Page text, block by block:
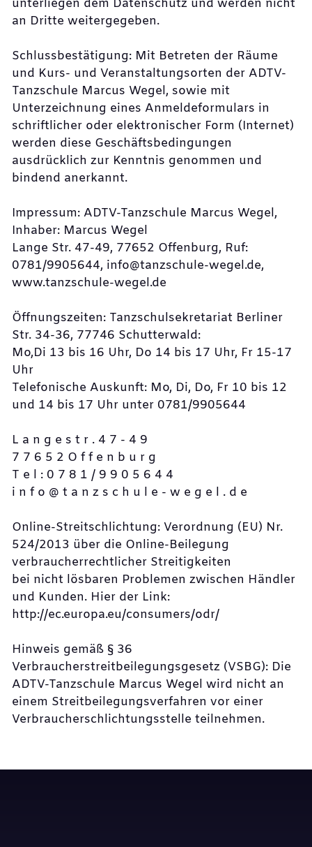
unterliegen dem Datenschutz und werden nicht
an Dritte weitergegeben.
Schlussbestätigung: Mit Betreten der Räume
und Kurs- und Veranstaltungsorten der ADTV-
Tanzschule Marcus Wegel, sowie mit
Unterzeichnung eines Anmeldeformulars in
schriftlicher oder elektronischer Form (Internet)
werden diese Geschäftsbedingungen
ausdrücklich zur Kenntnis genommen und
bindend anerkannt.
Impressum: ADTV-Tanzschule Marcus Wegel,
Inhaber: Marcus Wegel
Lange Str. 47-49, 77652 Offenburg, Ruf:
0781/9905644, info@tanzschule-wegel.de,
www.tanzschule-wegel.de
Öffnungszeiten: Tanzschulsekretariat Berliner
Str. 34-36, 77746 Schutterwald:
Mo,Di 13 bis 16 Uhr, Do 14 bis 17 Uhr, Fr 15-17
Uhr
Telefonische Auskunft: Mo, Di, Do, Fr 10 bis 12
und 14 bis 17 Uhr unter 0781/9905644
L a n g e s t r . 4 7 - 4 9
7 7 6 5 2 O f f e n b u r g
T e l : 0 7 8 1 / 9 9 0 5 6 4 4
i n f o @ t a n z s c h u l e - w e g e l . d e
Online-Streitschlichtung: Verordnung (EU) Nr.
524/2013 über die Online-Beilegung
verbraucherrechtlicher Streitigkeiten
bei nicht lösbaren Problemen zwischen Händler
und Kunden. Hier der Link:
http://ec.europa.eu/consumers/odr/
Hinweis gemäß § 36
Verbraucherstreitbeilegungsgesetz (VSBG): Die
ADTV-Tanzschule Marcus Wegel wird nicht an
einem Streitbeilegungsverfahren vor einer
Verbraucherschlichtungsstelle teilnehmen.